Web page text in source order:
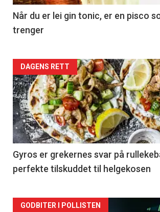
Når du er lei gin tonic, er en pisco
trenger
Forsiden
akkurat
nå
-
2
DAGENS RETT
Gyros er grekernes svar på
perfekte tilskuddet til helgekosen
Forsiden
GODBITER I POLLISTEN